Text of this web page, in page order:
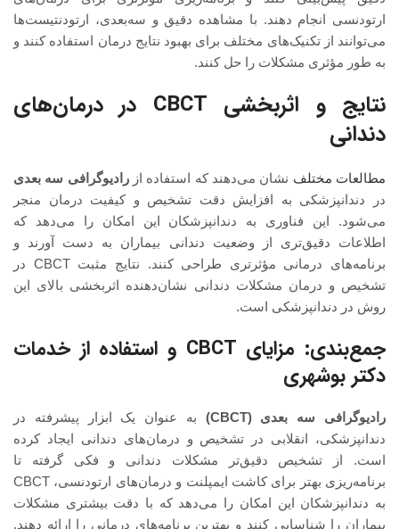
ارتودنسی انجام دهند. با مشاهده دقیق و سه‌بعدی، ارتودنتیست‌ها
می‌توانند از تکنیک‌های مختلف برای بهبود نتایج درمان استفاده کنند و
به طور مؤثری مشکلات را حل کنند.
نتایج و اثربخشی CBCT در درمان‌های
دندانی
مطالعات مختلف نشان می‌دهند که استفاده ازرادیوگرافی سه بعدی
در دندانپزشکی به افزایش دقت تشخیص و کیفیت درمان منجر
می‌شود. این فناوری به دندانپزشکان این امکان را می‌دهد که
اطلاعات دقیق‌تری از وضعیت دندانی بیماران به دست آورند و
برنامه‌های درمانی مؤثرتری طراحی کنند. نتایج مثبت CBCT در
تشخیص و درمان مشکلات دندانی نشان‌دهنده اثربخشی بالای این
روش در دندانپزشکی است.
جمع‌بندی: مزایای CBCT و استفاده از خدمات
دکتر بوشهری
رادیوگرافی سه‌ بعدی (CBCT)
به عنوان یک ابزار پیشرفته در
دندانپزشکی، انقلابی در تشخیص و درمان‌های دندانی ایجاد کرده
است. از تشخیص دقیق‌تر مشکلات دندانی و فکی گرفته تا
برنامه‌ریزی بهتر برای کاشت ایمپلنت و درمان‌های ارتودنسی، CBCT
به دندانپزشکان این امکان را می‌دهد که با دقت بیشتری مشکلات
بیماران را شناسایی کنند و بهترین برنامه‌های درمانی را ارائه دهند.